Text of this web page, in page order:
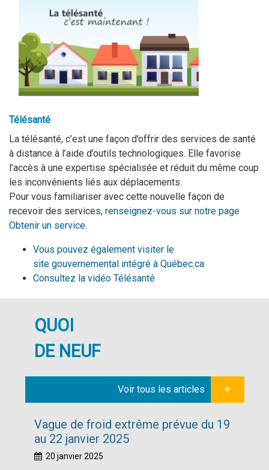
Télésanté
La télésanté, c’est une façon d’offrir des services de santé
à distance à l’aide d’outils technologiques. Elle favorise
l’accès à une expertise spécialisée et réduit du même coup
les inconvénients liés aux déplacements.
Pour vous familiariser avec cette nouvelle façon de
recevoir des services, renseignez-vous sur notre page
Obtenir un service.
Vous pouvez également visiter le
site gouvernemental intégré à Québec.ca
Consultez la vidéo Télésanté
QUOI
DE NEUF
Voir tous les articles +
Vague de froid extrême prévue du 19
au 22 janvier 2025
20 janvier 2025